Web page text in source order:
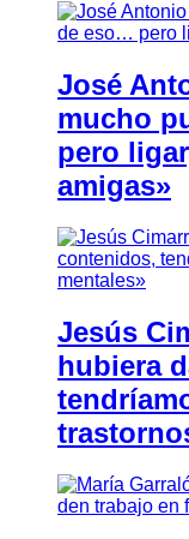
José
mucho
pero
amigas»
Jesús
hubiera